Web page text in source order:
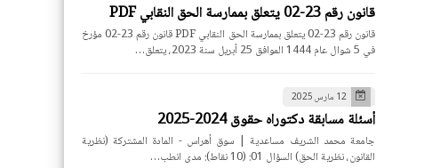
قانون رقم 23-02 يتعلق بممارسة الحق النقابي PDF
قانون رقم 23-02 يتعلق بممارسة الحق النقابي PDF قانون رقم 23-02 مؤرخ
في 5 شوال عام 1444 الموافق 25 أبريل سنة 2023، يتعلق…
12 مارس 2025
أسئلة مسابقة دكتوراه حقوق 2024-2025
جامعة محمد الشريف مساعدية | سوق أهراس - المادة المشتركة (نظرية
القانون، نظرية الحق) السؤال 01: (10 نقاط): مدى انطب…